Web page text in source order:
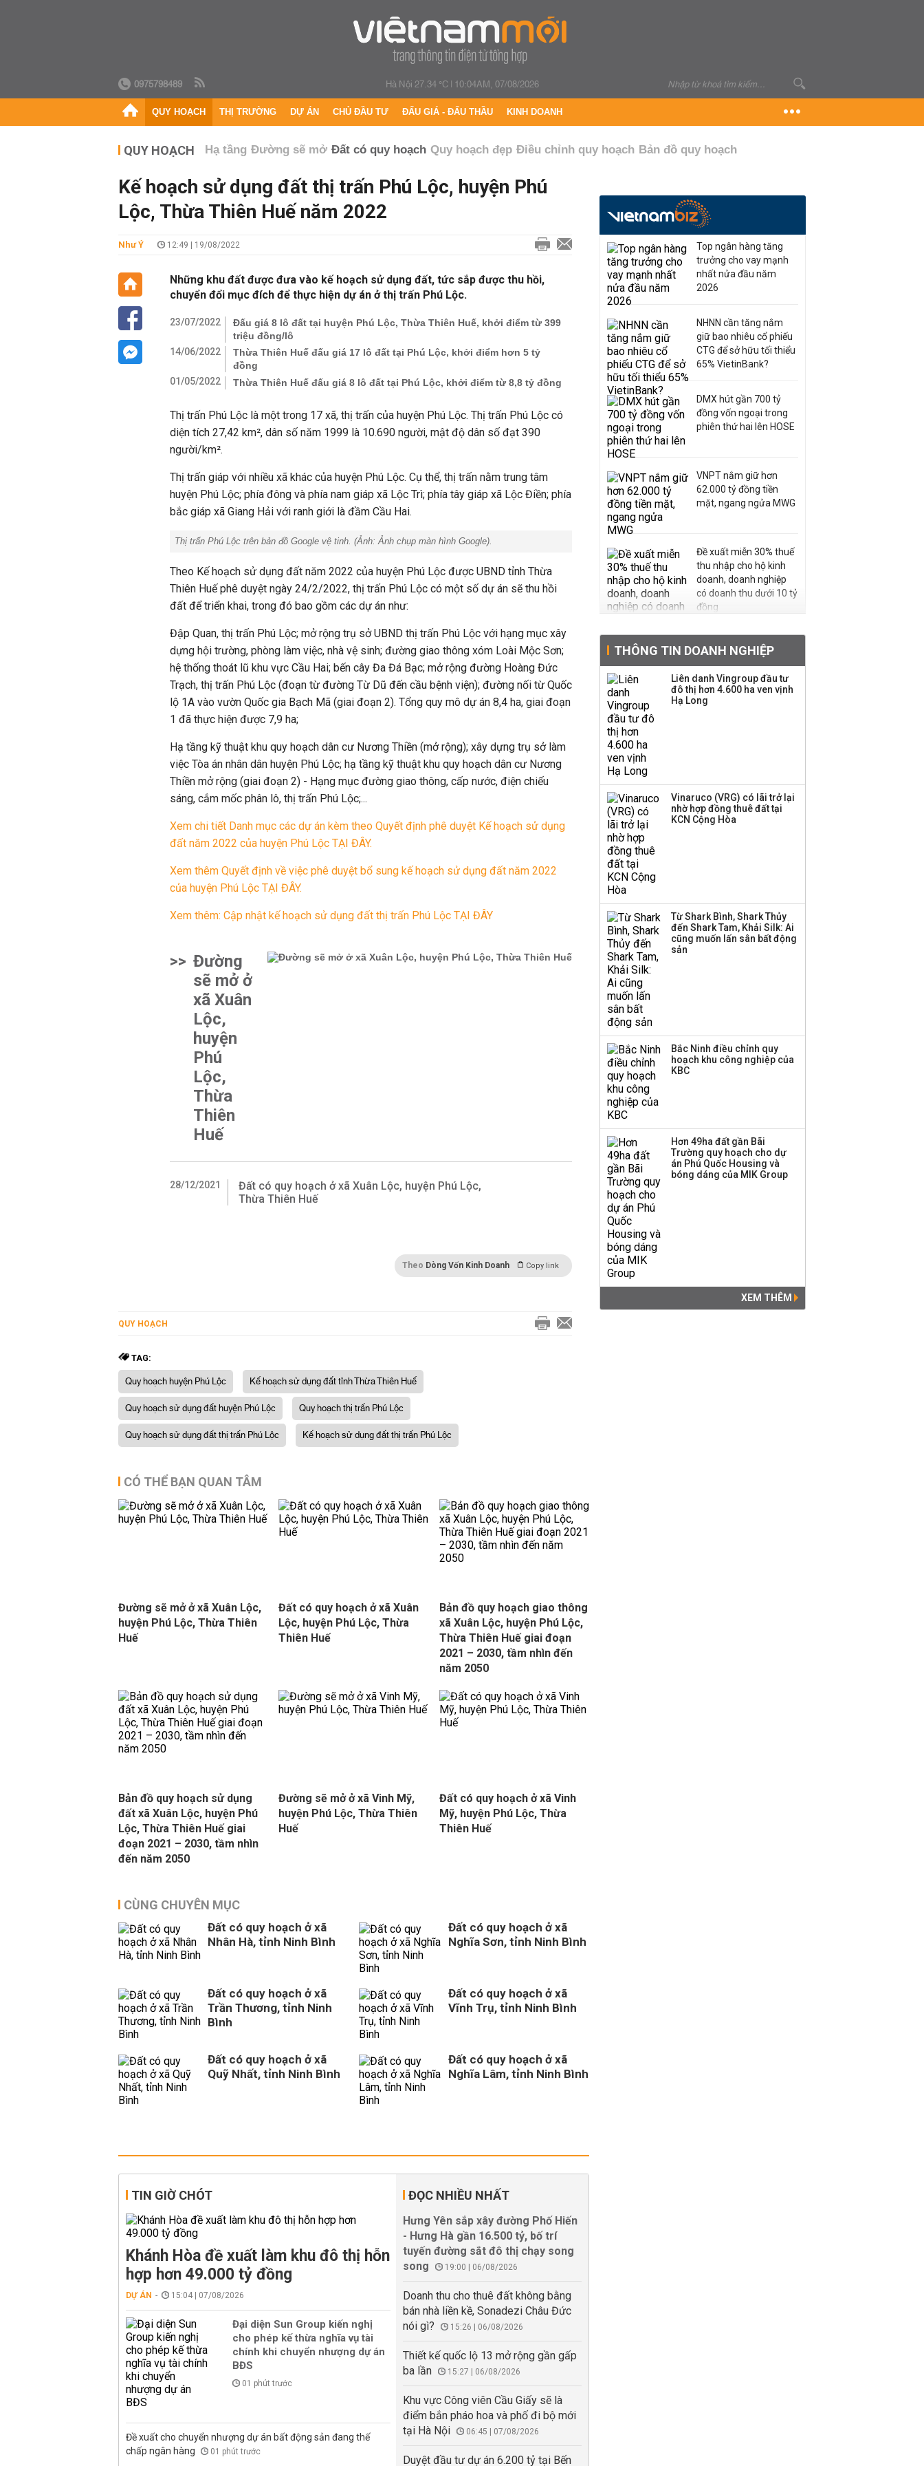
0975798489 Hà Nội 27.34 °C| 10:04AM, 07/08/2026
QUY HOẠCH THỊ TRƯỜNG DỰ ÁN CHỦ ĐẦU TƯ ĐẤU GIÁ - ĐẤU THẦU KINH DOANH
QUY HOẠCH Hạ tầng Đường sẽ mở Đất có quy hoạch Quy hoạch đẹp Điều chỉnh quy hoạch Bản đồ quy hoạch
Kế hoạch sử dụng đất thị trấn Phú Lộc, huyện Phú
Lộc, Thừa Thiên Huế năm 2022
Như Ý 12:49 | 19/08/2022
Những khu đất được đưa vào kế hoạch sử dụng đất, tức sắp được thu hồi,
chuyển đổi mục đích để thực hiện dự án ở thị trấn Phú Lộc.
23/07/2022
Đấu giá 8 lô đất tại huyện Phú Lộc, Thừa Thiên Huế, khởi điểm từ 399
triệu đồng/lô
14/06/2022
Thừa Thiên Huế đấu giá 17 lô đất tại Phú Lộc, khởi điểm hơn 5 tỷ
đồng
01/05/2022
Thừa Thiên Huế đấu giá 8 lô đất tại Phú Lộc, khởi điểm từ 8,8 tỷ đồng
Thị trấn Phú Lộc là một trong 17 xã, thị trấn của huyện Phú Lộc. Thị trấn Phú Lộc có
diện tích 27,42 km², dân số năm 1999 là 10.690 người, mật độ dân số đạt 390
người/km².
Thị trấn giáp với nhiều xã khác của huyện Phú Lộc. Cụ thể, thị trấn nằm trung tâm
huyện Phú Lộc; phía đông và phía nam giáp xã Lộc Trì; phía tây giáp xã Lộc Điền; phía
bắc giáp xã Giang Hải với ranh giới là đầm Cầu Hai.
Thị trấn Phú Lộc trên bản đồ Google vệ tinh. (Ảnh:Ảnh chụp màn hình Google).
Theo Kế hoạch sử dụng đất năm 2022 của huyện Phú Lộc được UBND tỉnh Thừa
Thiên Huế phê duyệt ngày 24/2/2022, thị trấn Phú Lộc có một số dự án sẽ thu hồi
đất để triển khai, trong đó bao gồm các dự án như:
Đập Quan, thị trấn Phú Lộc; mở rộng trụ sở UBND thị trấn Phú Lộc với hạng mục xây
dựng hội trường, phòng làm việc, nhà vệ sinh; đường giao thông xóm Loài Mộc Sơn;
hệ thống thoát lũ khu vực Cầu Hai; bến cây Đa Đá Bạc; mở rộng đường Hoàng Đức
Trạch, thị trấn Phú Lộc (đoạn từ đường Từ Dũ đến cầu bệnh viện); đường nối từ Quốc
lộ 1A vào vườn Quốc gia Bạch Mã (giai đoạn 2). Tổng quy mô dự án 8,4 ha, giai đoạn
1 đã thực hiện được 7,9 ha;
Hạ tầng kỹ thuật khu quy hoạch dân cư Nương Thiền (mở rộng); xây dựng trụ sở làm
việc Tòa án nhân dân huyện Phú Lộc; hạ tầng kỹ thuật khu quy hoạch dân cư Nương
Thiền mở rộng (giai đoạn 2) - Hạng mục đường giao thông, cấp nước, điện chiếu
sáng, cắm mốc phân lô, thị trấn Phú Lộc;...
Xem chi tiết Danh mục các dự án kèm theo Quyết định phê duyệt Kế hoạch sử dụng
đất năm 2022 của huyện Phú Lộc TẠI ĐÂY.
Xem thêm Quyết định về việc phê duyệt bổ sung kế hoạch sử dụng đất năm 2022
của huyện Phú Lộc TẠI ĐÂY.
Xem thêm: Cập nhật kế hoạch sử dụng đất thị trấn Phú Lộc TẠI ĐÂY
>> Đường
sẽ mở ở
xã Xuân
Lộc,
huyện
Phú
Lộc,
Thừa
Thiên
Huế
28/12/2021
Đất có quy hoạch ở xã Xuân Lộc, huyện Phú Lộc,
Thừa Thiên Huế
Theo Dòng Vốn Kinh Doanh Copy link
QUY HOẠCH
TAG:
Quy hoạch huyện Phú Lộc
Kế hoạch sử dụng đất tỉnh Thừa Thiên Huế
Quy hoạch sử dụng đất huyện Phú Lộc
Quy hoạch thị trấn Phú Lộc
Quy hoạch sử dụng đất thị trấn Phú Lộc
Kế hoạch sử dụng đất thị trấn Phú Lộc
CÓ THỂ BẠN QUAN TÂM
Đường sẽ mở ở xã Xuân Lộc,
huyện Phú Lộc, Thừa Thiên
Huế
Đất có quy hoạch ở xã Xuân
Lộc, huyện Phú Lộc, Thừa
Thiên Huế
Bản đồ quy hoạch giao thông
xã Xuân Lộc, huyện Phú Lộc,
Thừa Thiên Huế giai đoạn
2021 – 2030, tầm nhìn đến
năm 2050
Bản đồ quy hoạch sử dụng
đất xã Xuân Lộc, huyện Phú
Lộc, Thừa Thiên Huế giai
đoạn 2021 – 2030, tầm nhìn
đến năm 2050
Đường sẽ mở ở xã Vinh Mỹ,
huyện Phú Lộc, Thừa Thiên
Huế
Đất có quy hoạch ở xã Vinh
Mỹ, huyện Phú Lộc, Thừa
Thiên Huế
CÙNG CHUYÊN MỤC
Đất có quy hoạch ở xã
Nhân Hà, tỉnh Ninh Bình
Đất có quy hoạch ở xã
Nghĩa Sơn, tỉnh Ninh Bình
Đất có quy hoạch ở xã
Trần Thương, tỉnh Ninh
Bình
Đất có quy hoạch ở xã
Vĩnh Trụ, tỉnh Ninh Bình
Đất có quy hoạch ở xã
Quỹ Nhất, tỉnh Ninh Bình
Đất có quy hoạch ở xã
Nghĩa Lâm, tỉnh Ninh Bình
TIN GIỜ CHÓT
Khánh Hòa đề xuất làm khu đô thị hỗn
hợp hơn 49.000 tỷ đồng
DỰ ÁN 15:04 | 07/08/2026
Đại diện Sun Group kiến nghị
cho phép kế thừa nghĩa vụ tài
chính khi chuyển nhượng dự án
BĐS
01 phút trước
Đề xuất cho chuyển nhượng dự án bất động sản đang thế
chấp ngân hàng
01 phút trước
ĐỌC NHIỀU NHẤT
Hưng Yên sắp xây đường Phố Hiến
- Hưng Hà gần 16.500 tỷ, bố trí
tuyến đường sắt đô thị chạy song
song
19:00 | 06/08/2026
Doanh thu cho thuê đất không bằng
bán nhà liền kề, Sonadezi Châu Đức
nói gì?
15:26 | 06/08/2026
Thiết kế quốc lộ 13 mở rộng gần gấp
ba lần
15:27 | 06/08/2026
Khu vực Công viên Cầu Giấy sẽ là
điểm bắn pháo hoa và phố đi bộ mới
tại Hà Nội
06:45 | 07/08/2026
Duyệt đầu tư dự án 6.200 tỷ tại Bến
Top ngân hàng tăng
trưởng cho vay mạnh
nhất nửa đầu năm
2026
NHNN cần tăng nắm
giữ bao nhiêu cổ phiếu
CTG để sở hữu tối thiểu
65% VietinBank?
DMX hút gần 700 tỷ
đồng vốn ngoại trong
phiên thứ hai lên HOSE
VNPT nắm giữ hơn
62.000 tỷ đồng tiền
mặt, ngang ngửa MWG
Đề xuất miễn 30% thuế
thu nhập cho hộ kinh
doanh, doanh nghiệp
có doanh thu dưới 10 tỷ
đồng
gần 500 triệu cổ phiếu,
tăng vốn lên gần
77.800 tỷ
phiếu, người làm chủ
tịch ở tuổi 27
Việt Nam muốn phát
triển quỹ hưu trí: Từ tiết
kiệm gia đình thành
THÔNG TIN DOANH NGHIỆP
Liên danh Vingroup đầu tư
đô thị hơn 4.600 ha ven vịnh
Hạ Long
Vinaruco (VRG) có lãi trở lại
nhờ hợp đồng thuê đất tại
KCN Cộng Hòa
Từ Shark Bình, Shark Thủy
đến Shark Tam, Khải Silk: Ai
cũng muốn lấn sân bất động
sản
Bắc Ninh điều chỉnh quy
hoạch khu công nghiệp của
KBC
Hơn 49ha đất gần Bãi
Trường quy hoạch cho dự
án Phú Quốc Housing và
bóng dáng của MIK Group
XEM THÊM